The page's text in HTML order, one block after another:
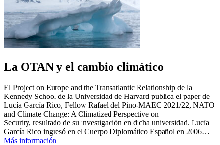
La OTAN y el cambio climático
El Project on Europe and the Transatlantic Relationship de la
Kennedy School de la Universidad de Harvard publica el paper de
Lucía García Rico, Fellow Rafael del Pino-MAEC 2021/22, NATO
and Climate Change: A Climatized Perspective on
Security, resultado de su investigación en dicha universidad. Lucía
García Rico ingresó en el Cuerpo Diplomático Español en 2006…
Más información